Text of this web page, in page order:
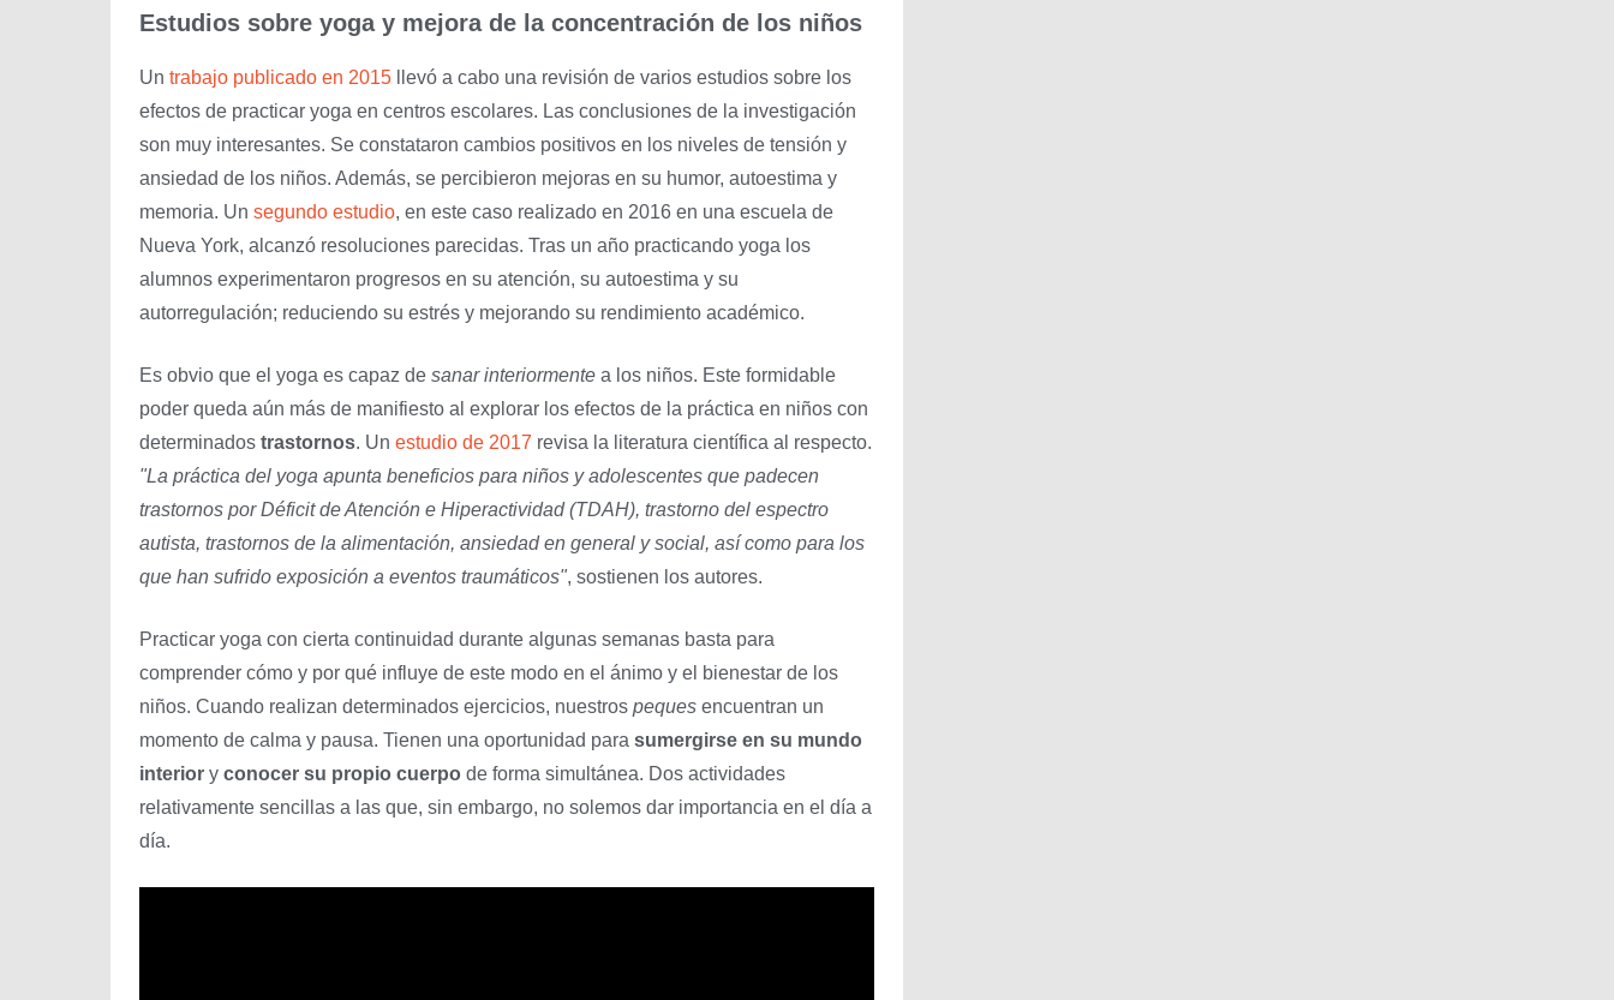
Estudios sobre yoga y mejora de la concentración de los niños
Un trabajo publicado en 2015 llevó a cabo una revisión de varios estudios sobre los
efectos de practicar yoga en centros escolares. Las conclusiones de la investigación
son muy interesantes. Se constataron cambios positivos en los niveles de tensión y
ansiedad de los niños. Además, se percibieron mejoras en su humor, autoestima y
memoria. Un segundo estudio, en este caso realizado en 2016 en una escuela de
Nueva York, alcanzó resoluciones parecidas. Tras un año practicando yoga los
alumnos experimentaron progresos en su atención, su autoestima y su
autorregulación; reduciendo su estrés y mejorando su rendimiento académico.
Es obvio que el yoga es capaz de sanar interiormente a los niños. Este formidable
poder queda aún más de manifiesto al explorar los efectos de la práctica en niños con
determinados trastornos. Un estudio de 2017 revisa la literatura científica al respecto.
"La práctica del yoga apunta beneficios para niños y adolescentes que padecen
trastornos por Déficit de Atención e Hiperactividad (TDAH), trastorno del espectro
autista, trastornos de la alimentación, ansiedad en general y social, así como para los
que han sufrido exposición a eventos traumáticos", sostienen los autores.
Practicar yoga con cierta continuidad durante algunas semanas basta para
comprender cómo y por qué influye de este modo en el ánimo y el bienestar de los
niños. Cuando realizan determinados ejercicios, nuestros peques encuentran un
momento de calma y pausa. Tienen una oportunidad para sumergirse en su mundo
interior y conocer su propio cuerpo de forma simultánea. Dos actividades
relativamente sencillas a las que, sin embargo, no solemos dar importancia en el día a
día.